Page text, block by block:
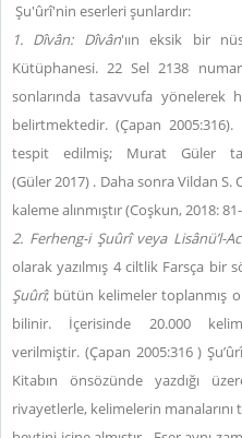
Şu'ûrî'nin eserleri şunlardır:
1. Dîvân: Dîvân'ıın eksik bir
Kütüphanesi. 22 Sel 2138
sonlarında tasavvufa yönelerek
belirtmektedir. (Çapan
tespit edilmiş; Murat Güler
(Güler 2017) . Daha sonra Vildan S.
kaleme alınmıştır (Coşkun, 2018:
2. Ferheng-i Şuûrî veya Lisânü’l-
olarak yazılmış 4 ciltlik Farsça bir
Şuûrî; bütün kelimeler toplanmış
bilinir. İçerisinde 20.000
verilmiştir. (Çapan 2005:316 )
Kitabın önsözünde yazdığı
rivayetlerle, kelimelerin manalarını